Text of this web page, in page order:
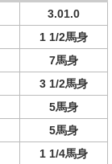
3.01.0
1 1/2馬身
7馬身
3 1/2馬身
5馬身
5馬身
1 1/4馬身